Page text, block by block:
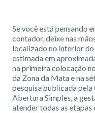
Se você está pensando
contador, deixe nas
localizado no interior do
estimada em
na primeira colocação
da Zona da Mata e na
pesquisa publicada
Abertura Simples, a
atender todas as etapas